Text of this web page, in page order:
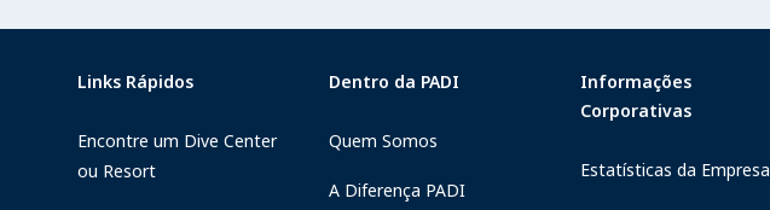
Links Rápidos
Encontre um Dive Center
ou Resort
Dentro da PADI
Quem Somos
A Diferença PADI
Informações
Corporativas
Estatísticas da Empresa